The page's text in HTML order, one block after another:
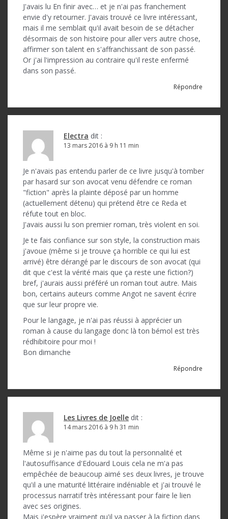
J'avais lu En finir avec… et je n'ai pas franchement
envie d'y retourner. J'avais trouvé ce livre intéressant,
mais il me semblait qu'il avait besoin de se détacher
désormais de son histoire pour aller vers autre chose,
affirmer son talent en s'affranchissant de son passé.
Or j'ai l'impression au contraire qu'il reste enfermé
dans son passé.
Répondre
Electra dit :
13 mars 2016 à 9 h 11 min
Je n'avais pas entendu parler de ce livre jusqu'à tomber
par hasard sur son avocat venu défendre ce roman
"fiction" après la plainte déposé par un homme
(actuellement détenu) qui prétend être ce Reda et
réfute tout en bloc.
J'avais aussi lu son premier roman, très violent en soi.
Je te fais confiance sur son style, la construction mais
j'avoue (même si je trouve ça horrible ce qui lui est
arrivé) être dérangé par le discours de son avocat (qui
dit que c'est la vérité mais que ça reste une fiction?)
bref, j'aurais aussi préféré un roman tout autre. Mais
bon, certains auteurs comme Angot ne savent écrire
que sur leur propre vie.
Pour le langage, je n'ai pas réussi à apprécier un
roman à cause du langage donc là ton bémol est très
rédhibitoire pour moi !
Bon dimanche
Répondre
Les Livres de Joelle dit :
14 mars 2016 à 9 h 31 min
Même si je n'aime pas du tout la personnalité et
l'autosuffisance d'Edouard Louis cela ne m'a pas
empêchée de beaucoup aimé ses deux livres, je trouve
qu'il a une maturité littéraire indéniable et j'ai trouvé le
processus narratif très intéressant pour faire le lien
avec ses origines.
Mais j'espère vraiment qu'il va passer à la fiction dans